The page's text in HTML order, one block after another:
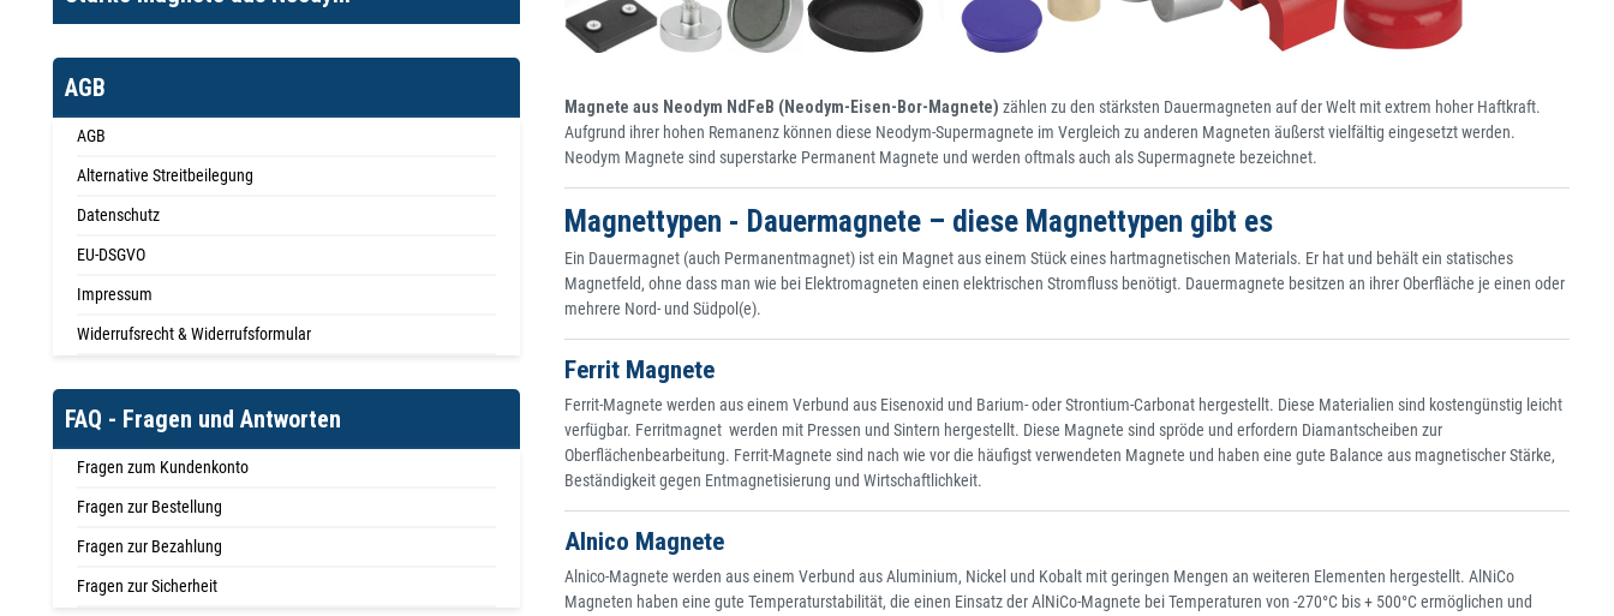
AGB
AGB
Alternative Streitbeilegung
Datenschutz
EU-DSGVO
Impressum
Widerrufsrecht & Widerrufsformular
FAQ - Fragen und Antworten
Fragen zum Kundenkonto
Fragen zur Bestellung
Fragen zur Bezahlung
Fragen zur Sicherheit
Magnete aus Neodym NdFeB (Neodym-Eisen-Bor-Magnete) zählen zu den stärksten Dauermagneten auf der Welt mit extrem hoher Haftkraft.
Aufgrund ihrer hohen Remanenz können diese Neodym-Supermagnete im Vergleich zu anderen Magneten äußerst vielfältig eingesetzt werden.
Neodym Magnete sind superstarke Permanent Magnete und werden oftmals auch als Supermagnete bezeichnet.
Magnettypen - Dauermagnete – diese Magnettypen gibt es
Ein Dauermagnet (auch Permanentmagnet) ist ein Magnet aus einem Stück eines hartmagnetischen Materials. Er hat und behält ein statisches
Magnetfeld, ohne dass man wie bei Elektromagneten einen elektrischen Stromfluss benötigt. Dauermagnete besitzen an ihrer Oberfläche je einen oder
mehrere Nord- und Südpol(e).
Ferrit Magnete
Ferrit-Magnete werden aus einem Verbund aus Eisenoxid und Barium- oder Strontium-Carbonat hergestellt. Diese Materialien sind kostengünstig leicht
verfügbar. Ferritmagnet werden mit Pressen und Sintern hergestellt. Diese Magnete sind spröde und erfordern Diamantscheiben zur
Oberflächenbearbeitung. Ferrit-Magnete sind nach wie vor die häufigst verwendeten Magnete und haben eine gute Balance aus magnetischer Stärke,
Beständigkeit gegen Entmagnetisierung und Wirtschaftlichkeit.
Alnico Magnete
Alnico-Magnete werden aus einem Verbund aus Aluminium, Nickel und Kobalt mit geringen Mengen an weiteren Elementen hergestellt. AlNiCo
Magneten haben eine gute Temperaturstabilität, die einen Einsatz der AlNiCo-Magnete bei Temperaturen von -270°C bis + 500°C ermöglichen und